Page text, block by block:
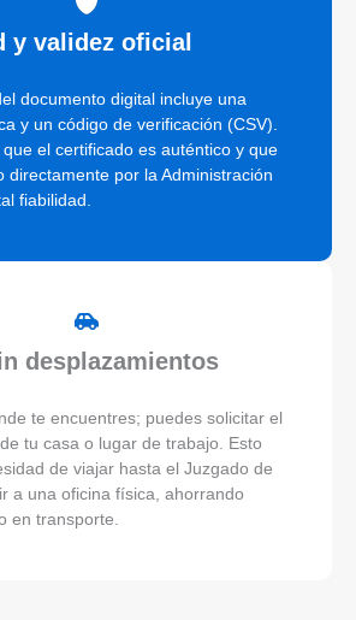
y validez oficial
documento digital incluye una
y un código de verificación (CSV).
el certificado es auténtico y que
directamente por la Administración
fiabilidad.
desplazamientos
te encuentres; puedes solicitar el
tu casa o lugar de trabajo. Esto
de viajar hasta el Juzgado de
a una oficina física, ahorrando
en transporte.